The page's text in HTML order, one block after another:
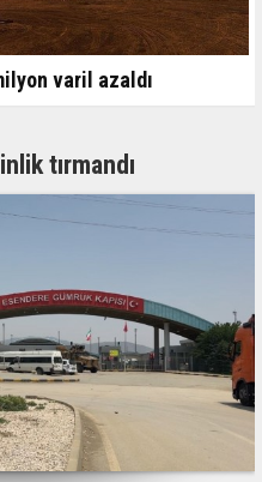
varil azaldı
tırmandı